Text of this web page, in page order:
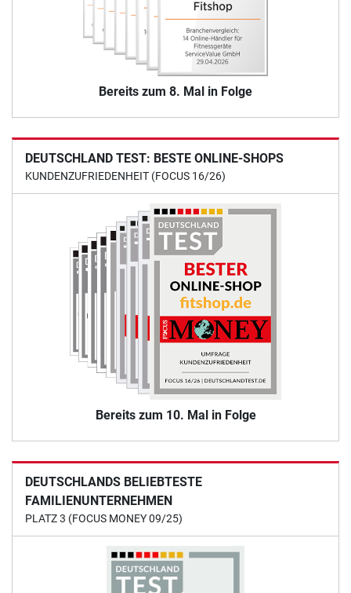
Bereits zum 8. Mal in Folge
DEUTSCHLAND TEST: BESTE ONLINE-SHOPS
KUNDENZUFRIEDENHEIT (FOCUS 16/26)
Bereits zum 10. Mal in Folge
DEUTSCHLANDS BELIEBTESTE
FAMILIENUNTERNEHMEN
PLATZ 3 (FOCUS MONEY 09/25)